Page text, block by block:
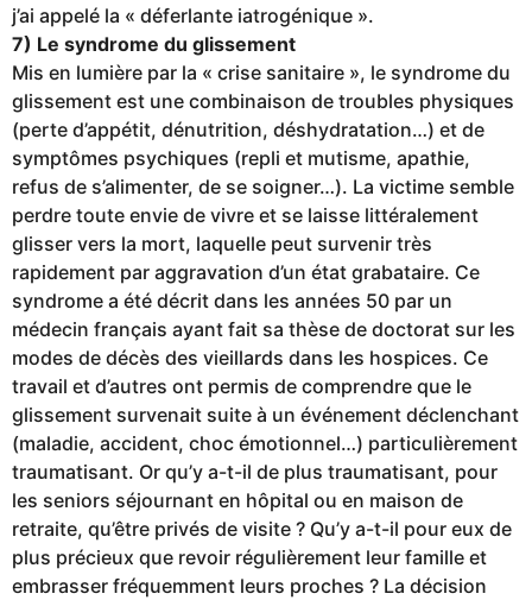
j’ai appelé la « déferlante iatrogénique ».
7) Le syndrome du glissement
Mis en lumière par la « crise sanitaire », le syndrome du
glissement est une combinaison de troubles physiques
(perte d’appétit, dénutrition, déshydratation…) et de
symptômes psychiques (repli et mutisme, apathie,
refus de s’alimenter, de se soigner…). La victime semble
perdre toute envie de vivre et se laisse littéralement
glisser vers la mort, laquelle peut survenir très
rapidement par aggravation d’un état grabataire. Ce
syndrome a été décrit dans les années 50 par un
médecin français ayant fait sa thèse de doctorat sur les
modes de décès des vieillards dans les hospices. Ce
travail et d’autres ont permis de comprendre que le
glissement survenait suite à un événement déclenchant
(maladie, accident, choc émotionnel…) particulièrement
traumatisant. Or qu’y a-t-il de plus traumatisant, pour
les seniors séjournant en hôpital ou en maison de
retraite, qu’être privés de visite ? Qu’y a-t-il pour eux de
plus précieux que revoir régulièrement leur famille et
embrasser fréquemment leurs proches ? La décision